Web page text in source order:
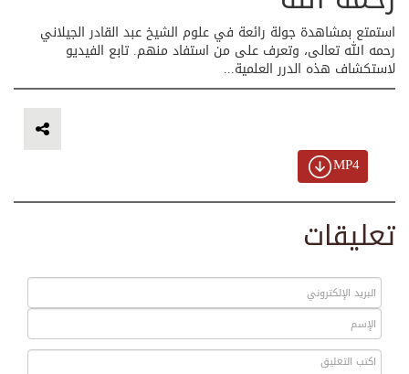
استمتع بمشاهدة جولة رائعة في علوم الشيخ عبد القادر الجيلاني
رحمه الله تعالى، وتعرف على من استفاد منهم. تابع الفيديو
لاستكشاف هذه الدرر العلمية...
MP4
تعليقات